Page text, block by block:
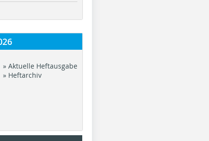
» Aktuelle Heftausgabe
» Heftarchiv